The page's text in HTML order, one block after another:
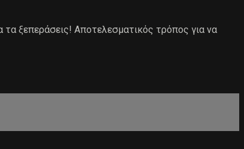
ξεπεράσεις! Αποτελεσματικός τρόπος για να